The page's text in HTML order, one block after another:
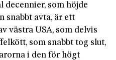
decennier, som höjde
snabbt avta, är ett
västra USA, som delvis
som snabbt tog slut,
i den för högt